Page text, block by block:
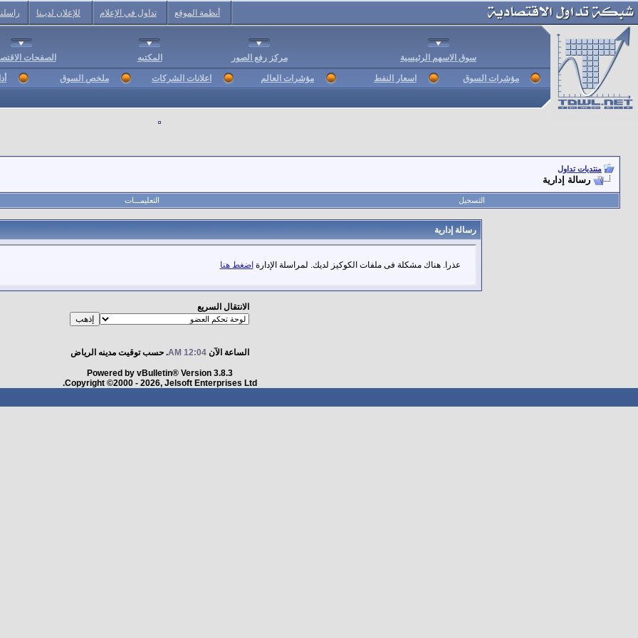
أنظمة الموقع تداول في الإعلام للإعلان لديـنا
سوق الاسهم الرئيسية مركز رفع الصور المكتبه الصفحات
مؤشرات السوق اسعار النفط مؤشرات العالم اعلانات الشركات ملخص السوق
منتديات تداول
رسالة إدارية
التسجيل التعليمـــات
رسالة إدارية
عذرا. هناك مشكلة فى ملفات الكوكيز لديك. لمراسلة الإدارة اضغط هنا
الانتقال السريع
الساعة الآن12:04 AM . حسب توقيت مدينه الرياض
Powered by vBulletin® Version 3.8.3
Copyright ©2000 - 2026, Jelsoft Enterprises Ltd.